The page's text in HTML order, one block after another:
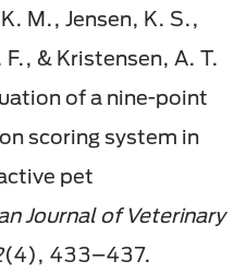
M., Jensen, K. S.,
F., & Kristensen, A. T.
of a nine-point
scoring system in
pet
Journal of Veterinary
(4), 433–437.